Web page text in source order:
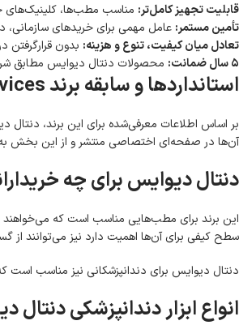
قابلیت تجهیز کامل‌تر: مناسب مطب‌ها، کلینیک‌های
تأمین مستمر: عامل مهمی برای خریدهای سازمانی،
تعادل میان کیفیت، تنوع و هزینه: بدون قرارگرفتن
۵ سال ضمانت:
محصولات دنتال دیوایس مطابق
استانداردها و سابقه برند Dental Devices
آن‌ها در صفحه‌ای اختصاصی منتشر و از این بخش
دنتال دیوایس برای چه
این برند برای مطب‌هایی مناسب است که می‌خواهند
سطح کیفی برای آن‌ها اهمیت دارد نیز می‌توانند از
دنتال دیوایس برای دندانپزشکانی نیز مناسب است که
انواع ابزار دندانپزشکی دنتال